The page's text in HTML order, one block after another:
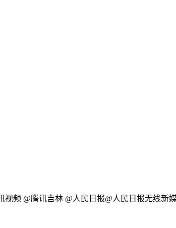
频 @腾讯吉林 @人民日报@人民日报无线